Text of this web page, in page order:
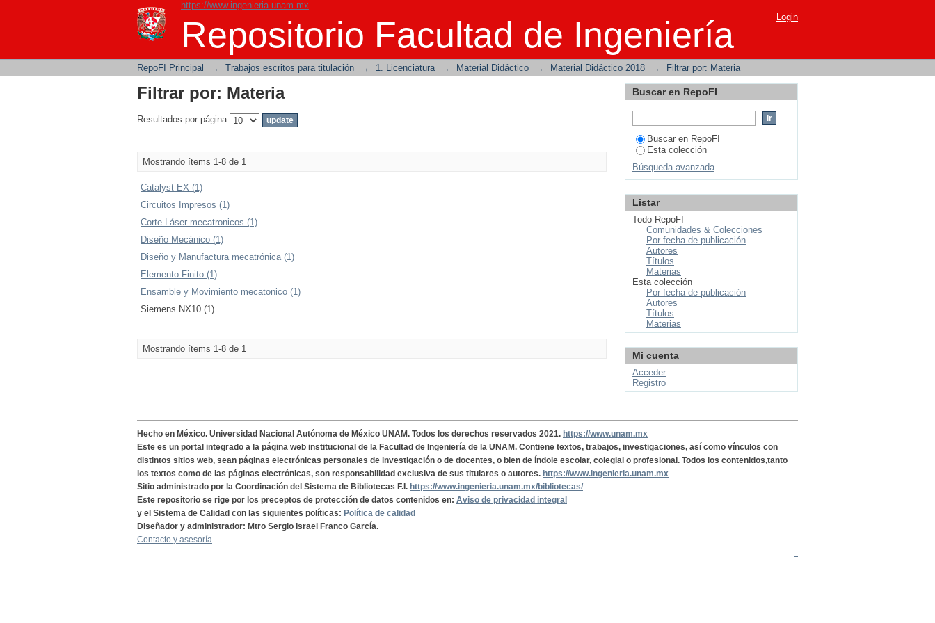
https://www.ingenieria.unam.mx
Repositorio Facultad de Ingeniería
Filtrar por: Materia Login
RepoFI Principal → Trabajos escritos para titulación → 1. Licenciatura → Material Didáctico → Material Didáctico 2018 → Filtrar por: Materia
Filtrar por: Materia
Resultados por página:
Mostrando ítems 1-8 de 1
Catalyst EX (1)
Circuitos Impresos (1)
Corte Láser mecatronicos (1)
Diseño Mecánico (1)
Diseño y Manufactura mecatrónica (1)
Elemento Finito (1)
Ensamble y Movimiento mecatonico (1)
Siemens NX10 (1)
Mostrando ítems 1-8 de 1
Buscar en RepoFI
Buscar en RepoFI
Esta colección
Búsqueda avanzada
Listar
Todo RepoFI
Comunidades & Colecciones
Por fecha de publicación
Autores
Títulos
Materias
Esta colección
Por fecha de publicación
Autores
Títulos
Materias
Mi cuenta
Acceder
Registro
Hecho en México. Universidad Nacional Autónoma de México UNAM. Todos los derechos reservados 2021. https://www.unam.mx
Este es un portal integrado a la página web institucional de la Facultad de Ingeniería de la UNAM. Contiene textos, trabajos, investigaciones, así como vínculos con
distintos sitios web, sean páginas electrónicas personales de investigación o de docentes, o bien de índole escolar, colegial o profesional. Todos los contenidos,tanto
los textos como de las páginas electrónicas, son responsabilidad exclusiva de sus titulares o autores. https://www.ingenieria.unam.mx
Sitio administrado por la Coordinación del Sistema de Bibliotecas F.I. https://www.ingenieria.unam.mx/bibliotecas/
Este repositorio se rige por los preceptos de protección de datos contenidos en: Aviso de privacidad integral
y el Sistema de Calidad con las siguientes políticas: Política de calidad
Diseñador y administrador: Mtro Sergio Israel Franco García.
Contacto y asesoría